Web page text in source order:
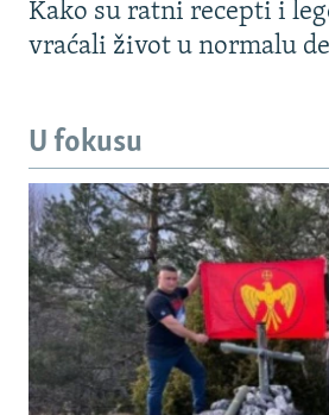
Kako su ratni recepti i
vraćali život u normalu
U fokusu